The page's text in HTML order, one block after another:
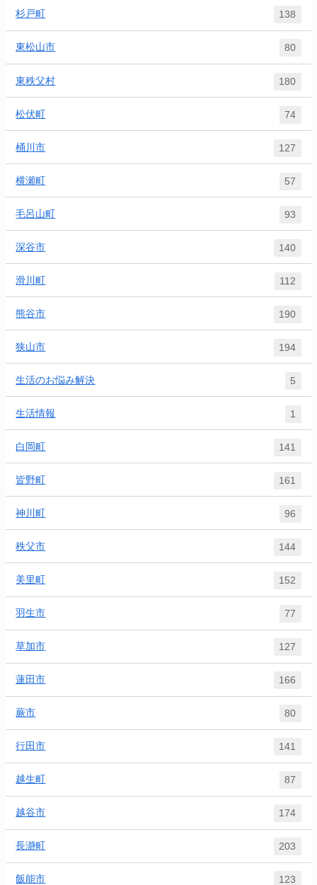
杉戸町 138
東松山市 80
東秩父村 180
松伏町 74
桶川市 127
横瀬町 57
毛呂山町 93
深谷市 140
滑川町 112
熊谷市 190
狭山市 194
生活のお悩み解決 5
生活情報 1
白岡町 141
皆野町 161
神川町 96
秩父市 144
美里町 152
羽生市 77
草加市 127
蓮田市 166
蕨市 80
行田市 141
越生町 87
越谷市 174
長瀞町 203
飯能市 123